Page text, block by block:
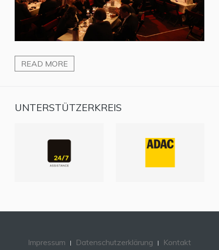
READ MORE
UNTERSTÜTZERKREIS
Impressum Datenschutzerklärung Kontakt